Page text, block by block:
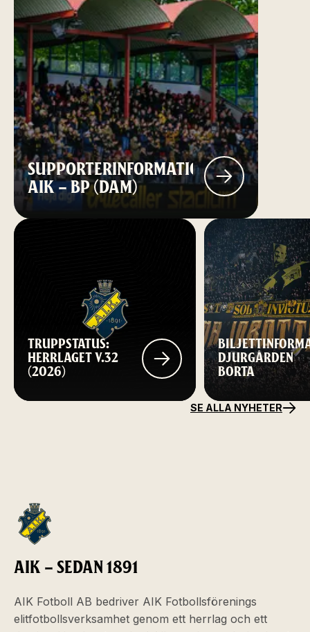
SUPPORTERINFORMATION:
AIK – BP (DAM)
TRUPPSTATUS:
HERRLAGET V.32
(2026)
DJURGÅRDEN
BORTA
SE ALLA NYHETER
AIK – SEDAN 1891
AIK Fotboll AB bedriver AIK Fotbollsförenings
elitfotbollsverksamhet genom ett herrlag och ett